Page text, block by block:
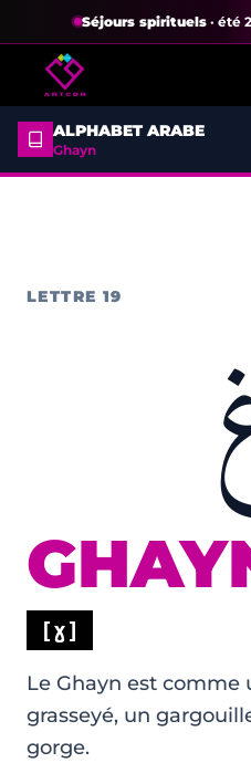
Séjours spirituels· été
ALPHABET ARABE
Ghayn
LETTRE 19
[ɣ]
Le Ghayn est comme
grasseyé, un
gorge.